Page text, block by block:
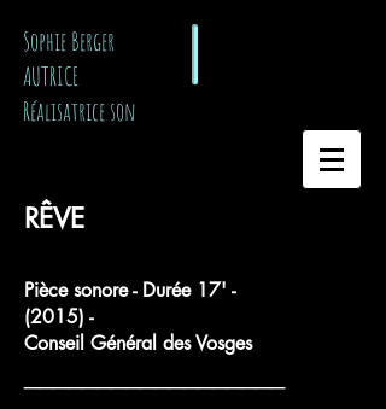
​ Sophie Berger
AUTRICE
Réalisatrice son
RÊVE
Pièce sonore - Durée 17' -
(2015) -
Conseil Général des Vosges